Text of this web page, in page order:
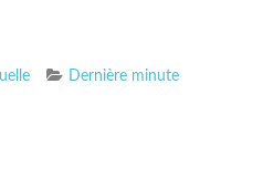
Dernière minute